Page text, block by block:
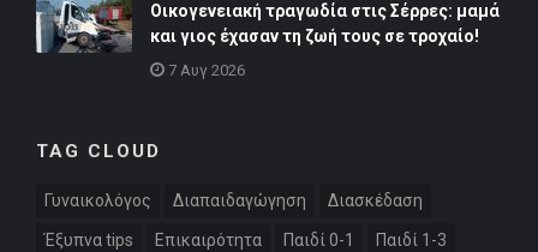
Οικογενειακή τραγωδία στις Σέρρες: μαμά
και γιος έχασαν τη ζωή τους σε τροχαίο!
7 Αυγ 2026
TAG CLOUD
Γυναικολόγος Διαπαιδαγώγηση Διασκέδαση
Έξυπνα tips Επικαιρότητα Παιδί 0-1 Παιδί 1-3